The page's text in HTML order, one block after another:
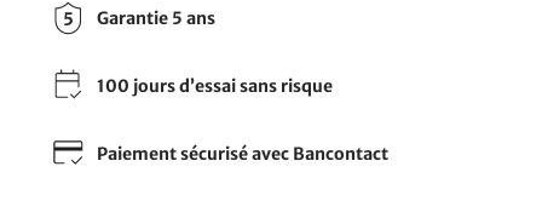
Garantie 5 ans
100 jours d’essai sans risque
Paiement sécurisé avec Bancontact